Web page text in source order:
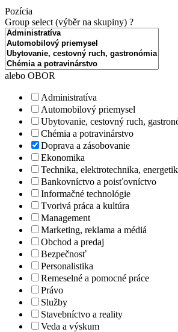
Pozícia
Group select (výběr na skupiny) ?
alebo OBOR
Administratíva
Automobilový priemysel
Ubytovanie, cestovný ruch,
Chémia a potravinárstvo
Doprava a zásobovanie
Ekonomika
Technika, elektrotechnika,
Bankovníctvo a poisťovníctvo
Informačné technológie
Tvorivá práca a kultúra
Management
Marketing, reklama a médiá
Obchod a predaj
Bezpečnosť
Personalistika
Remeselné a pomocné práce
Právo
Služby
Stavebníctvo a reality
Veda a výskum